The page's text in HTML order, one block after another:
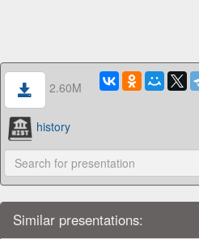
2.60M
history
Similar presentations: